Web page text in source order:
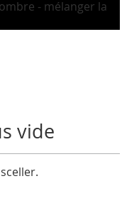
vide